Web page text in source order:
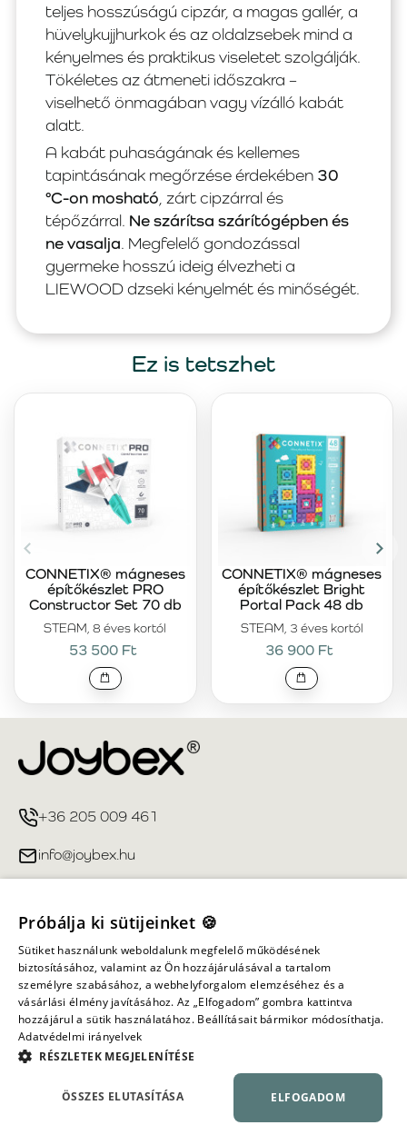
teljes hosszúságú cipzár, a magas gallér, a
hüvelykujjhurkok és az oldalzsebek mind a
kényelmes és praktikus viseletet szolgálják.
Tökéletes az átmeneti időszakra –
viselhető önmagában vagy vízálló kabát
alatt.
A kabát puhaságának és kellemes
tapintásának megőrzése érdekében 30
°C-on mosható , zárt cipzárral és
tépőzárral. Ne szárítsa szárítógépben és
ne vasalja. Megfelelő gondozással
gyermeke hosszú ideig élvezheti a
LIEWOOD dzseki kényelmét és minőségét.
Ez is tetszhet
STEAM, 8 éves kortól
CONNETIX® mágneses
építőkészlet PRO
Constructor Set 70 db
53 500 Ft
STEAM, 3 éves kortól
CONNETIX® mágneses
építőkészlet Bright
Portal Pack 48 db
36 900 Ft
+36 205 009 461
info@joybex.hu
Fiókom
Információ
Minden jog fenntartva ©
Próbálja ki sütijeinket 🍪
Sütiket használunk weboldalunk megfelelő működésének
biztosításához, valamint az Ön hozzájárulásával a tartalom
személyre szabásához, a webhelyforgalom elemzéséhez és a
vásárlási élmény javításához. Az „Elfogadom” gombra kattintva
hozzájárul a sütik használatához. Beállításait bármikor módosíthatja.
Adatvédelmi irányelvek
RÉSZLETEK MEGJELENÍTÉSE
ELFOGADOM
ÖSSZES ELUTASÍTÁSA